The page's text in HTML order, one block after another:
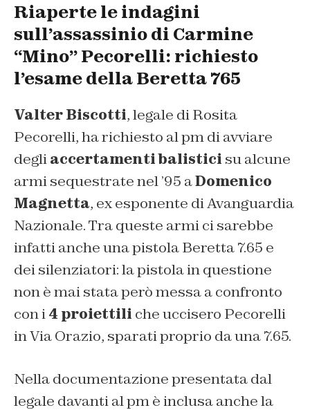
Riaperte le indagini
sull’assassinio di Carmine
“Mino” Pecorelli: richiesto
l’esame della Beretta 765
Valter Biscotti, legale di Rosita
Pecorelli, ha richiesto al pm di avviare
degliaccertamenti balistici su alcune
armi sequestrate nel ’95 aDomenico
Magnetta, ex esponente di Avanguardia
Nazionale. Tra queste armi ci sarebbe
infatti anche una pistola Beretta 7.65 e
dei silenziatori: la pistola in questione
non è mai stata però messa a confronto
con i4 proiettili che uccisero Pecorelli
in Via Orazio, sparati proprio da una 7.65.
Nella documentazione presentata dal
legale davanti al pm è inclusa anche la